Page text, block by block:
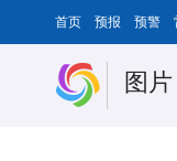
首页 预报 预警
图片